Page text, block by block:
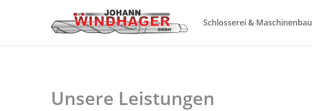
Schlosserei & Maschinenbau
Unsere Leistungen